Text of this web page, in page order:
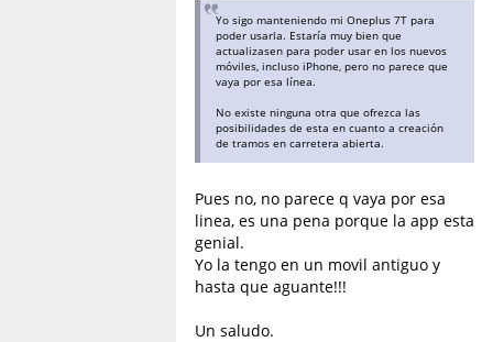
Yo sigo manteniendo mi Oneplus 7T para
poder usarla. Estaría muy bien que
actualizasen para poder usar en los nuevos
móviles, incluso iPhone, pero no parece que
vaya por esa línea.
No existe ninguna otra que ofrezca las
posibilidades de esta en cuanto a creación
de tramos en carretera abierta.
Pues no, no parece q vaya por esa
linea, es una pena porque la app esta
genial.
Yo la tengo en un movil antiguo y
hasta que aguante!!!
Un saludo.